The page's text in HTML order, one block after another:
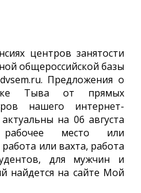
центров занятости
общероссийской базы
Предложения о
Тыва от прямых
нашего интернет-
на 06 августа
место или
или вахта, работа
для мужчин и
найдется на сайте Мой